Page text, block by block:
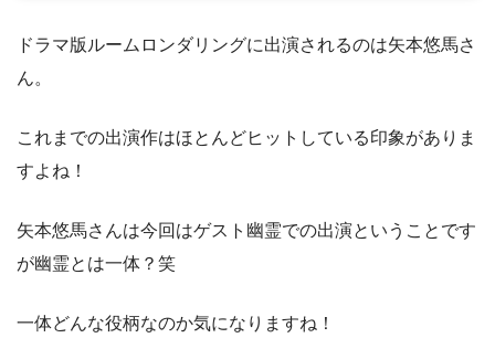
ドラマ版ルームロンダリングに出演されるのは矢本悠馬さ
ん。
これまでの出演作はほとんどヒットしている印象がありま
すよね！
矢本悠馬さんは今回はゲスト幽霊での出演ということです
が幽霊とは一体？笑
一体どんな役柄なのか気になりますね！